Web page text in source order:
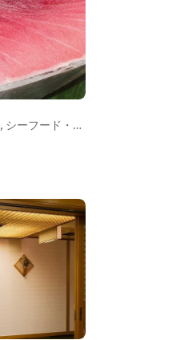
, シーフード・魚介料理